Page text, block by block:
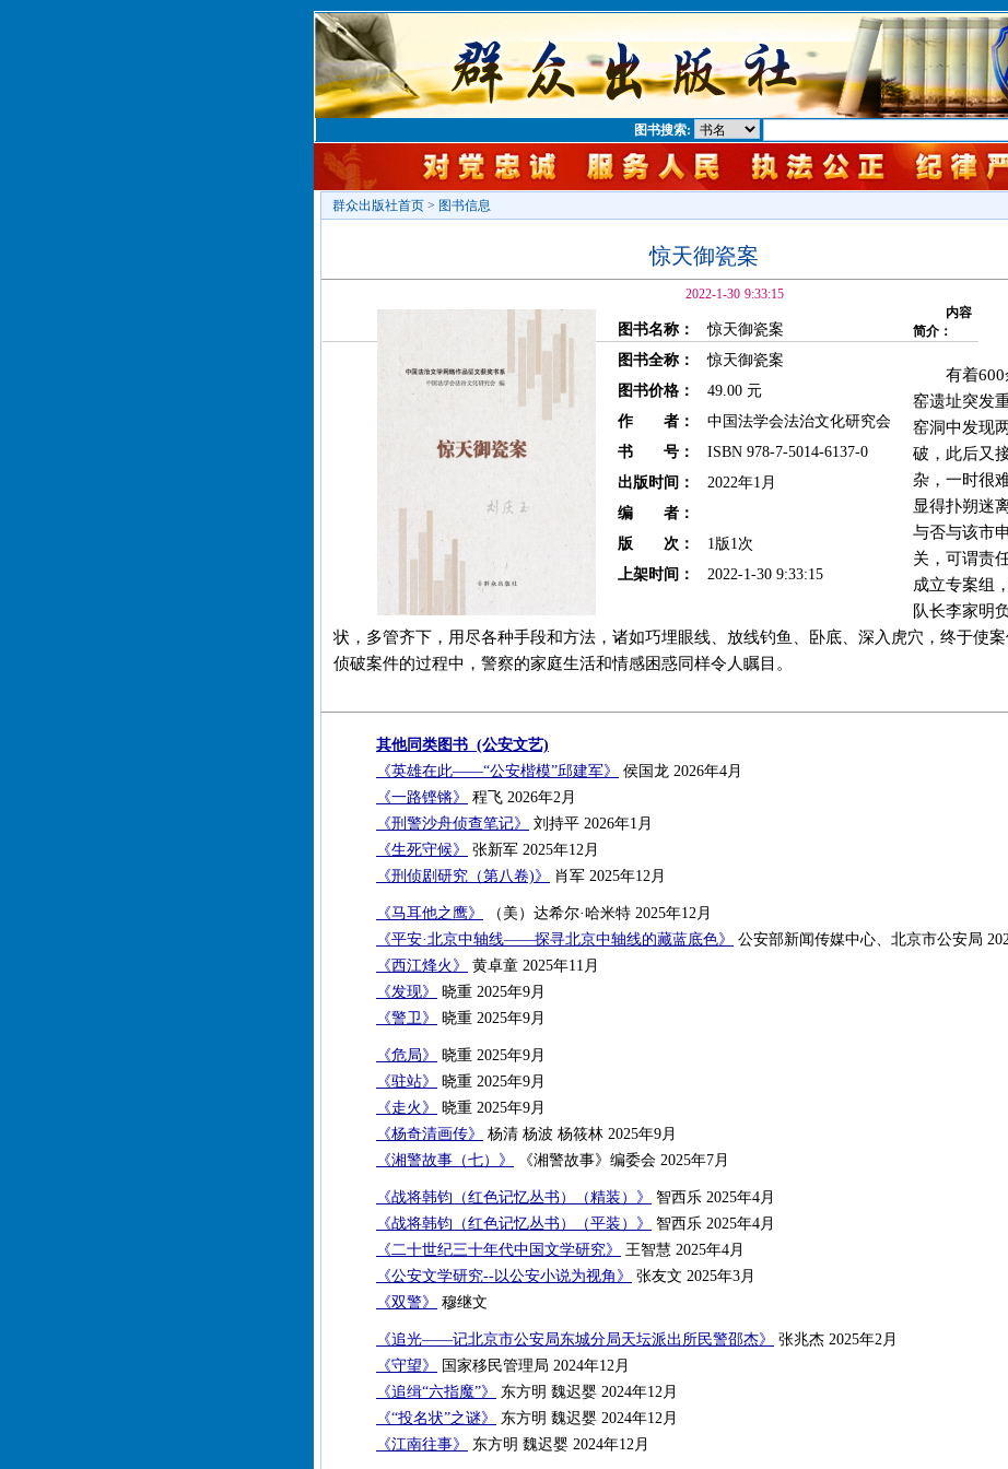
图书搜索:
群众出版社首页 > 图书信息
惊天御瓷案
2022-1-30 9:33:15
图书名称：
惊天御瓷案
图书全称：
惊天御瓷案
图书价格：
49.00 元
作 者：
中国法学会法治文化研究会
书 号：
ISBN 978-7-5014-6137-0
出版时间：
2022年1月
编 者：
版 次：
1版1次
上架时间：
2022-1-30 9:33:15
内容
简介：
有着
窑遗址突发
窑洞中发现
破，此后又
杂，一时很
显得扑朔迷
与否与该市
关，可谓责
成立专案组
队长李家明
状，多管齐下，用尽各种手段和方法，诸如巧埋眼线、放线钓鱼、卧底、深入虎穴，终于使
侦破案件的过程中，警察的家庭生活和情感困惑同样令人瞩目。
其他同类图书 (公安文艺)
《英雄在此——“公安楷模”邱建军》
侯国龙 2026年4月
《一路铿锵》
程飞 2026年2月
《刑警沙舟侦查笔记》
刘持平 2026年1月
《生死守候》
张新军 2025年12月
《刑侦剧研究（第八卷)》
肖军 2025年12月
《马耳他之鹰》
（美）达希尔·哈米特 2025年12月
《平安·北京中轴线——探寻北京中轴线的藏蓝底色》
公安部新闻传媒中心、北京市公安局
《西江烽火》
黄卓童 2025年11月
《发现》
晓重 2025年9月
《警卫》
晓重 2025年9月
《危局》
晓重 2025年9月
《驻站》
晓重 2025年9月
《走火》
晓重 2025年9月
《杨奇清画传》
杨清 杨波 杨筱林 2025年9月
《湘警故事（七）》
《湘警故事》编委会 2025年7月
《战将韩钧（红色记忆丛书）（精装）》
智西乐 2025年4月
《战将韩钧（红色记忆丛书）（平装）》
智西乐 2025年4月
《二十世纪三十年代中国文学研究》
王智慧 2025年4月
《公安文学研究--以公安小说为视角》
张友文 2025年3月
《双警》
穆继文
《追光——记北京市公安局东城分局天坛派出所民警邵杰》
张兆杰 2025年2月
《守望》
国家移民管理局 2024年12月
《追缉“六指魔”》
东方明 魏迟婴 2024年12月
《“投名状”之谜》
东方明 魏迟婴 2024年12月
《江南往事》
东方明 魏迟婴 2024年12月